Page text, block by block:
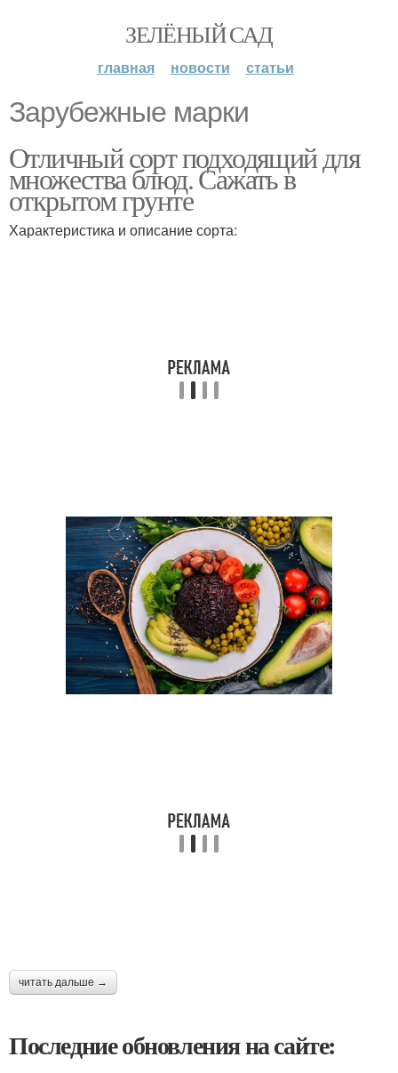
ЗЕЛЁНЫЙ САД
главная новости статьи
Зарубежные марки
Отличный сорт подходящий для
множества блюд. Сажать в
открытом грунте
Характеристика и описание сорта:
читать дальше →
Последние обновления на сайте: